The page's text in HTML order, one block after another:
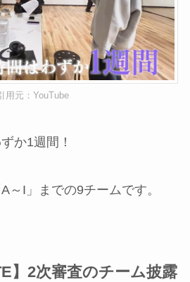
用元：YouTube
か1週間！
～I」までの9チームです。
】2次審査のチーム披露